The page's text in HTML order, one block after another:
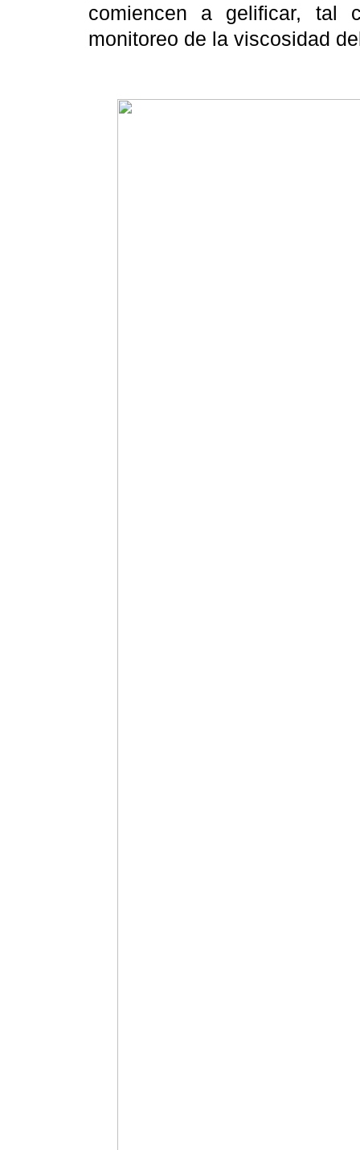
comiencen a gelificar, tal
monitoreo de la viscosidad